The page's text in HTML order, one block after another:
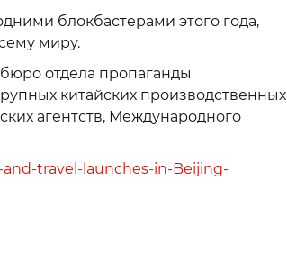
блокбастерами этого года,
миру.
отдела пропаганды
китайских производственных
агентств, Международного
travel-launches-in-Beijing-